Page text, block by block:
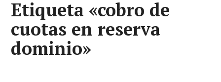
Etiqueta «cobro de
cuotas en reserva
dominio»